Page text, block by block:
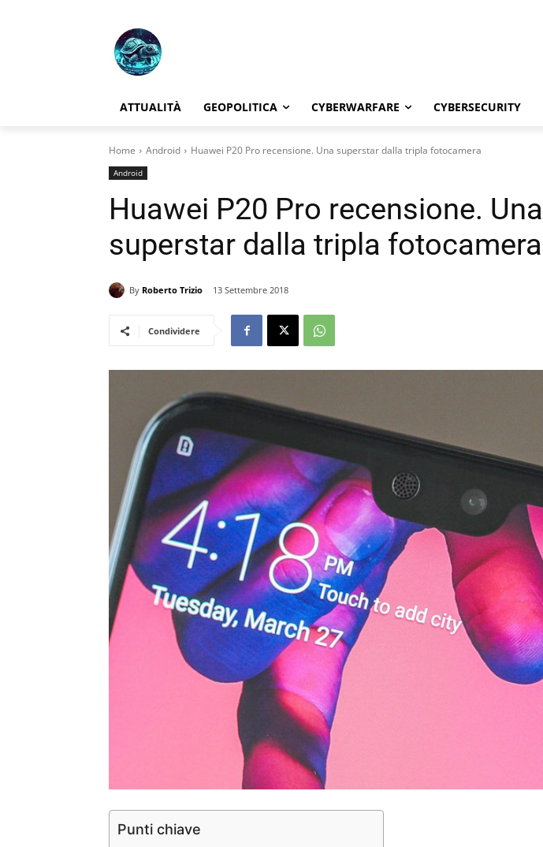
ATTUALITÀ GEOPOLITICA CYBERWARFARE CYBERSECURITY
Home Android Huawei P20 Pro recensione. Una superstar dalla tripla fotocamera
Android
Huawei P20 Pro recensione. Una
superstar dalla tripla fotocamera
By Roberto Trizio 13 Settembre 2018
Condividere
Punti chiave